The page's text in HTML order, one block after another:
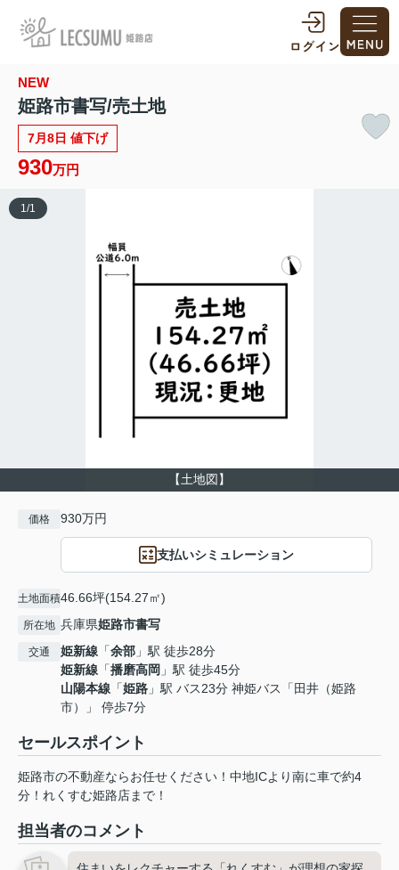
NEW
姫路市書写/売土地
7月8日 値下げ
930万円
【土地図】
1 /1
価格 930万円
支払いシミュレーション
土地面積46.66坪(154.27㎡)
所在地 兵庫県姫路市書写
交通 姫新線 「余部 」駅 徒歩28分
姫新線 「播磨高岡 」駅 徒歩45分
山陽本線 「姫路 」駅 バス23分 神姫バス「田井（姫路
市）」 停歩7分
セールスポイント
姫路市の不動産ならお任せください！中地ICより南に車で約4
分！れくすむ姫路店まで！
担当者のコメント